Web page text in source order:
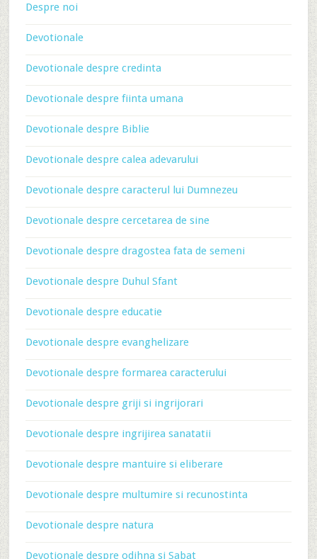
Despre noi
Devotionale
Devotionale despre credinta
Devotionale despre fiinta umana
Devotionale despre Biblie
Devotionale despre calea adevarului
Devotionale despre caracterul lui Dumnezeu
Devotionale despre cercetarea de sine
Devotionale despre dragostea fata de semeni
Devotionale despre Duhul Sfant
Devotionale despre educatie
Devotionale despre evanghelizare
Devotionale despre formarea caracterului
Devotionale despre griji si ingrijorari
Devotionale despre ingrijirea sanatatii
Devotionale despre mantuire si eliberare
Devotionale despre multumire si recunostinta
Devotionale despre natura
Devotionale despre odihna si Sabat